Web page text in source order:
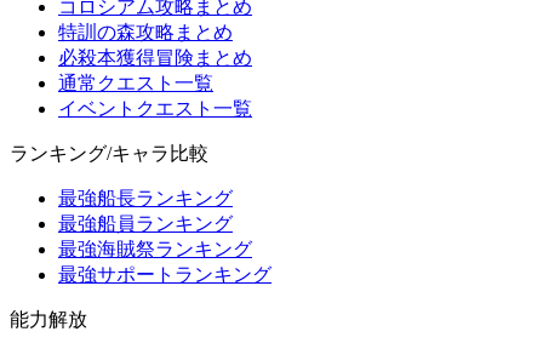
コロシアム攻略まとめ
特訓の森攻略まとめ
必殺本獲得冒険まとめ
通常クエスト一覧
イベントクエスト一覧
ランキング/キャラ比較
最強船長ランキング
最強船員ランキング
最強海賊祭ランキング
最強サポートランキング
能力解放